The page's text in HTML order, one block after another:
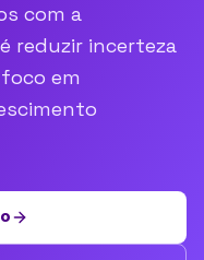
com a
reduzir incerteza
em